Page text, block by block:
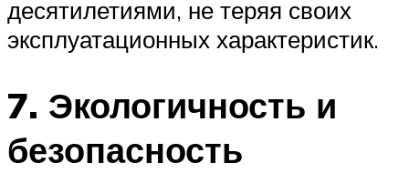
десятилетиями, не теряя своих
эксплуатационных характеристик.
7. Экологичность и
безопасность